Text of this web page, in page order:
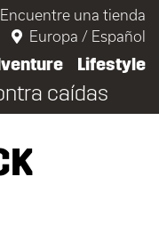
Encuentre una tienda
Europa / Español
Lifestyle
caídas